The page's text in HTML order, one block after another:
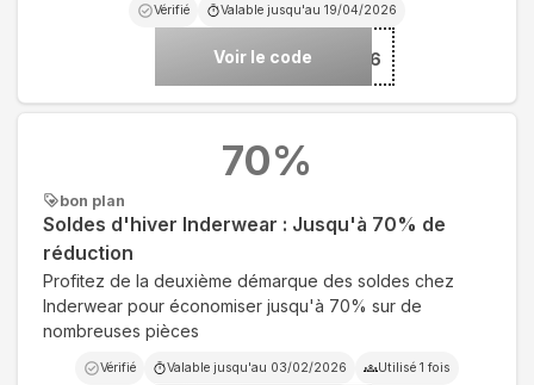
Vérifié Valable jusqu'au 19/04/2026
Voir le code ***26
bon plan
Soldes d'hiver Inderwear : Jusqu'à 70% de
réduction
Profitez de la deuxième démarque des soldes chez
Inderwear pour économiser jusqu'à 70% sur de
nombreuses pièces
Vérifié Valable jusqu'au 03/02/2026 Utilisé 1 fois
70%